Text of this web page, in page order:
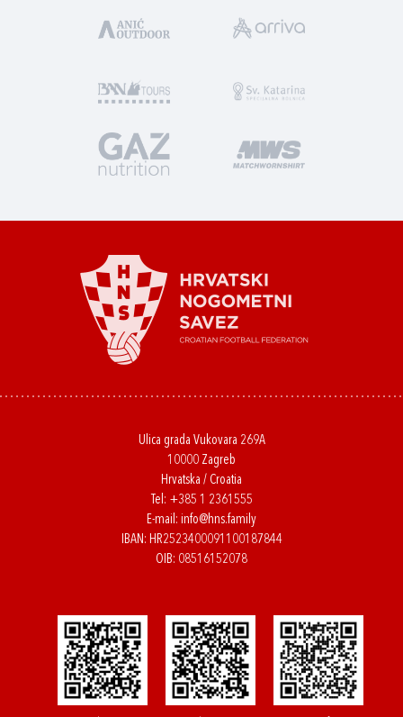
Ulica grada Vukovara 269A
10000 Zagreb
Hrvatska / Croatia
Tel: +385 1 2361555
E-mail: info@hns.family
IBAN: HR2523400091100187844
OIB: 08516152078